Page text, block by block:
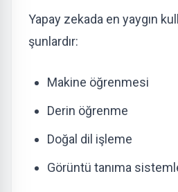
Yapay zekada en yaygın
şunlardır:
Makine öğrenmesi
Derin öğrenme
Doğal dil işleme
Görüntü tanıma